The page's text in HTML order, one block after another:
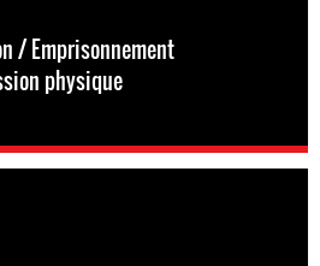
/ Emprisonnement
physique